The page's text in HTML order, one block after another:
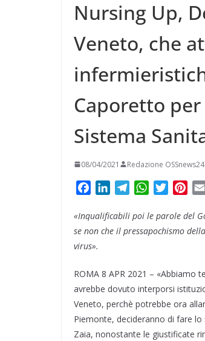
Nursing Up,
Veneto, che
Caporetto
Sistema
08/04/2021 Redazione OSSnews24
c
e
b
o
k
n
k
I
n
l
e
a
m
W
a
t
p
p
i
t
r
n
t
e
s
t
«Inqualificabili poi le parole del
se non che il pressapochismo
virus».
ROMA 8 APR 2021 – «Abbiamo
avrebbe dovuto interporsi
Veneto, perchè potrebbe ora
Piemonte, decideranno di fare
Zaia, nonostante le giustificate